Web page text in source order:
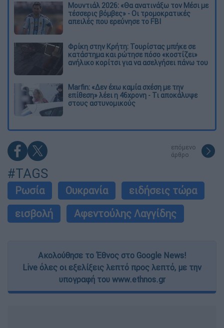
Μουντιάλ 2026: «Θα ανατινάξω τον Μέσι με
τέσσερις βόμβες» - Οι τρομοκρατικές
απειλές που ερεύνησε το FBI
Φρίκη στην Κρήτη: Τουρίστας μπήκε σε
κατάστημα και ρώτησε πόσο «κοστίζει»
ανήλικο κορίτσι για να ασελγήσει πάνω του
Marfin: «Δεν έχω καμία σχέση με την
επίθεση» λέει η 46χρονη - Τι αποκάλυψε
στους αστυνομικούς
επόμενο
άρθρο
#TAGS
Ρωσία Ουκρανία
ειδήσεις τώρα
εισβολή
Αφεντούλης Λαγγίδης
Ακολούθησε το Έθνος στο Google News!
Live όλες οι εξελίξεις λεπτό προς λεπτό, με την
υπογραφή του www.ethnos.gr